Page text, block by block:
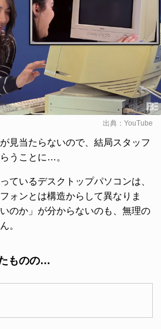
出典： YouTube
見当たらないので、結局スタッフ
うことに…。
ているデスクトップパソコンは、
ォンとは構造からして異なりま
のか」が分からないのも、無理の
。
ものの…